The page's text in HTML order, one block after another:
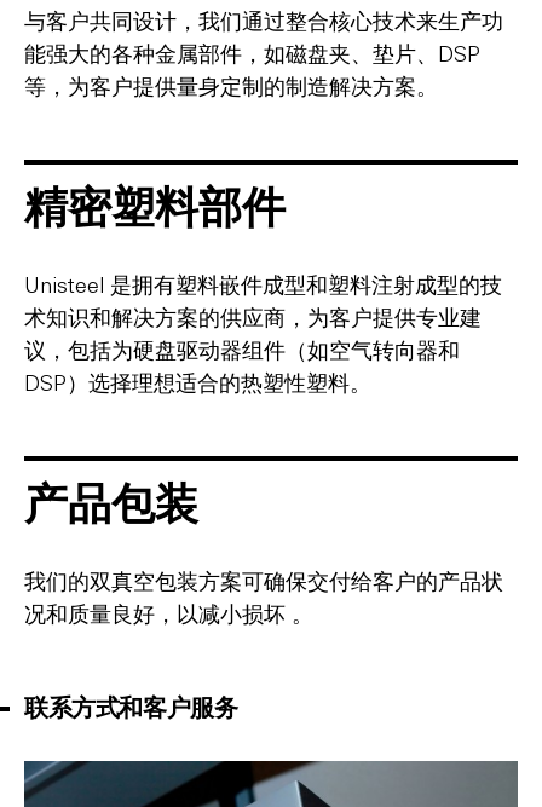
与客户共同设计，我们通过整合核心技术来生产功
能强大的各种金属部件，如磁盘夹、垫片、DSP
等，为客户提供量身定制的制造解决方案。
精密塑料部件
Unisteel 是拥有塑料嵌件成型和塑料注射成型的技
术知识和解决方案的供应商，为客户提供专业建
议，包括为硬盘驱动器组件（如空气转向器和
DSP）选择理想适合的热塑性塑料。
产品包装
我们的双真空包装方案可确保交付给客户的产品状
况和质量良好，以减小损坏 。
联系方式和客户服务